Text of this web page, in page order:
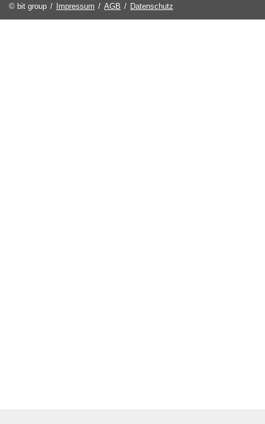
© bit group / Impressum / AGB / Datenschutz